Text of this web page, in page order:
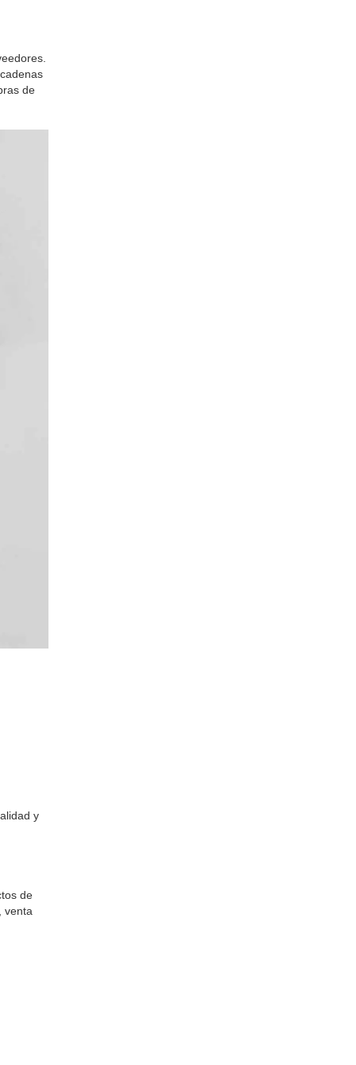
de
y
de
venta